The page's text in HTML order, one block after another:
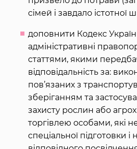
сімей і завдало істотної
доповнити Кодекс
адміністративні
статтями, якими
відповідальність за:
пов’язаних з
зберіганням та
захисту рослин або
торгівлею особами, які
спеціальної підготовки